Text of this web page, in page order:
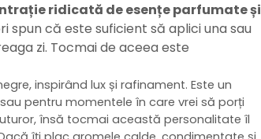
ridicată de esențe parfumate și
spun că este suficient să aplici una sau
zi. Tocmai de aceea este
inspirând lux și rafinament. Este un
pentru momentele în care vrei să porți
însă tocmai această personalitate îl